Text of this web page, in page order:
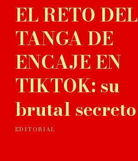
EL RETO DEL
TANGA DE
ENCAJE EN
TIKTOK: su
brutal secreto
EDITORIAL